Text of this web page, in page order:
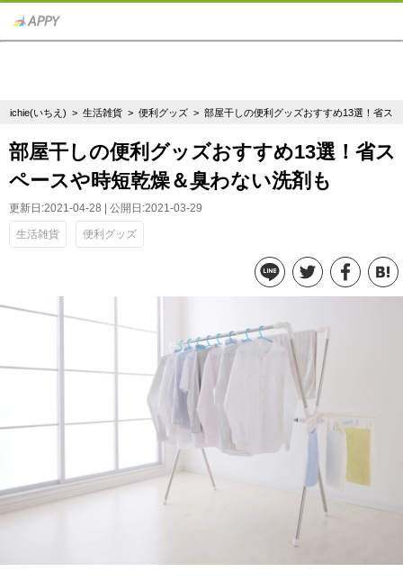
ichie(いちえ) >生活雑貨 >便利グッズ > 部屋干しの便利グッズおすすめ13選！省ス
部屋干しの便利グッズおすすめ13選！省ス
ペースや時短乾燥＆臭わない洗剤も
更新日:2021-04-28 | 公開日:2021-03-29
生活雑貨 便利グッズ